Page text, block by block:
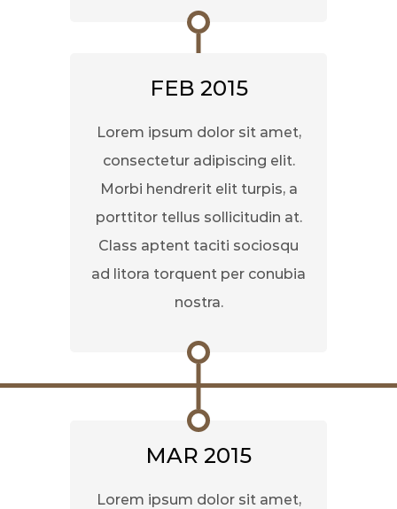
FEB 2015
Lorem ipsum dolor sit amet,
consectetur adipiscing elit.
Morbi hendrerit elit turpis, a
porttitor tellus sollicitudin at.
Class aptent taciti sociosqu
ad litora torquent per conubia
nostra.
MAR 2015
Lorem ipsum dolor sit amet,